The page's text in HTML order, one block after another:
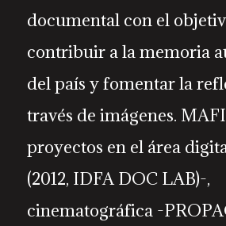
documental con el
contribuir a la memoria
del país y fomentar la
través de imágenes.
proyectos en el área
(2012, IDFA DOC LAB)-,
cinematográfica -